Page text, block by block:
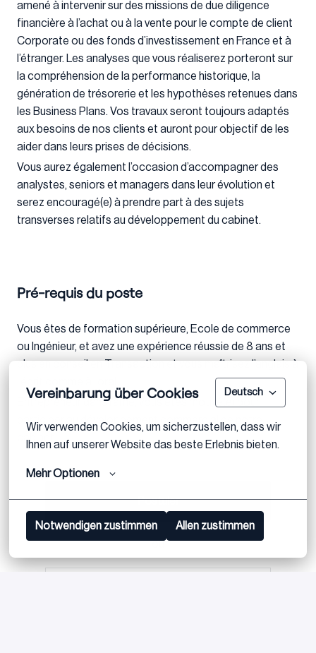
Vereinbarung über Cookies Deutsch
Wir verwenden Cookies, um sicherzustellen, dass wir
Ihnen auf unserer Website das beste Erlebnis bieten.
Mehr Optionen
Notwendigen zustimmen Allen zustimmen
amené à intervenir sur des missions de due diligence
financière à l’achat ou à la vente pour le compte de client
Corporate ou des fonds d’investissement en France et à
l’étranger. Les analyses que vous réaliserez porteront sur
la compréhension de la performance historique, la
génération de trésorerie et les hypothèses retenues dans
les Business Plans. Vos travaux seront toujours adaptés
aux besoins de nos clients et auront pour objectif de les
aider dans leurs prises de décisions.
Vous aurez également l’occasion d’accompagner des
analystes, seniors et managers dans leur évolution et
serez encouragé(e) à prendre part à des sujets
transverses relatifs au développement du cabinet.
Pré-requis du poste
Vous êtes de formation supérieure, Ecole de commerce
ou Ingénieur, et avez une expérience réussie de 8 ans et
plus en conseil en Transaction et vous maîtrisez l’anglais à
Entrepreneur dans l’âme, vous êtes motivé(e) pour
participer au développement commercial de notre
cabinet.
Postuler
ou